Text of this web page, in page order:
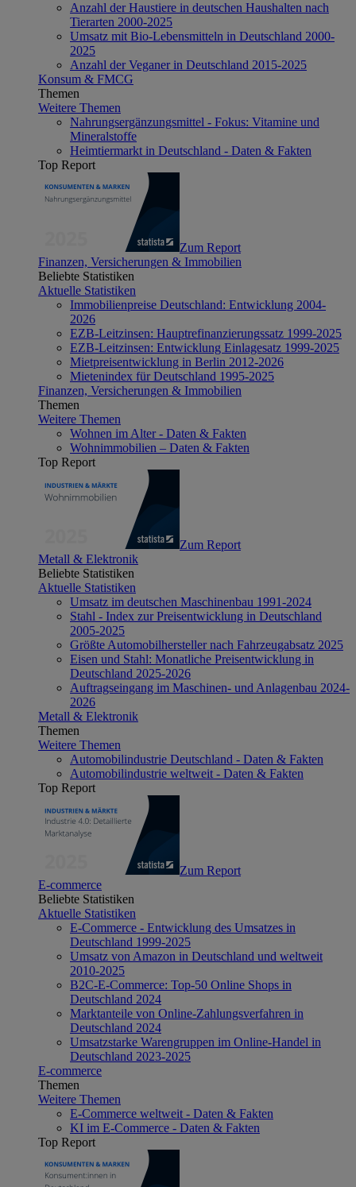
Anzahl der Haustiere in deutschen Haushalten nach
Tierarten 2000-2025
Umsatz mit Bio-Lebensmitteln in Deutschland 2000-
2025
Anzahl der Veganer in Deutschland 2015-2025
Konsum & FMCG
Themen
Weitere Themen
Nahrungsergänzungsmittel - Fokus: Vitamine und
Mineralstoffe
Heimtiermarkt in Deutschland - Daten & Fakten
Top Report
Zum Report
Finanzen, Versicherungen & Immobilien
Beliebte Statistiken
Aktuelle Statistiken
Immobilienpreise Deutschland: Entwicklung 2004-
2026
EZB-Leitzinsen: Hauptrefinanzierungssatz 1999-2025
EZB-Leitzinsen: Entwicklung Einlagesatz 1999-2025
Mietpreisentwicklung in Berlin 2012-2026
Mietenindex für Deutschland 1995-2025
Finanzen, Versicherungen & Immobilien
Themen
Weitere Themen
Wohnen im Alter - Daten & Fakten
Wohnimmobilien – Daten & Fakten
Top Report
Zum Report
Metall & Elektronik
Beliebte Statistiken
Aktuelle Statistiken
Umsatz im deutschen Maschinenbau 1991-2024
Stahl - Index zur Preisentwicklung in Deutschland
2005-2025
Größte Automobilhersteller nach Fahrzeugabsatz 2025
Eisen und Stahl: Monatliche Preisentwicklung in
Deutschland 2025-2026
Auftragseingang im Maschinen- und Anlagenbau 2024-
2026
Metall & Elektronik
Themen
Weitere Themen
Automobilindustrie Deutschland - Daten & Fakten
Automobilindustrie weltweit - Daten & Fakten
Top Report
Zum Report
E-commerce
Beliebte Statistiken
Aktuelle Statistiken
E-Commerce - Entwicklung des Umsatzes in
Deutschland 1999-2025
Umsatz von Amazon in Deutschland und weltweit
2010-2025
B2C-E-Commerce: Top-50 Online Shops in
Deutschland 2024
Marktanteile von Online-Zahlungsverfahren in
Deutschland 2024
Umsatzstarke Warengruppen im Online-Handel in
Deutschland 2023-2025
E-commerce
Themen
Weitere Themen
E-Commerce weltweit - Daten & Fakten
KI im E-Commerce - Daten & Fakten
Top Report